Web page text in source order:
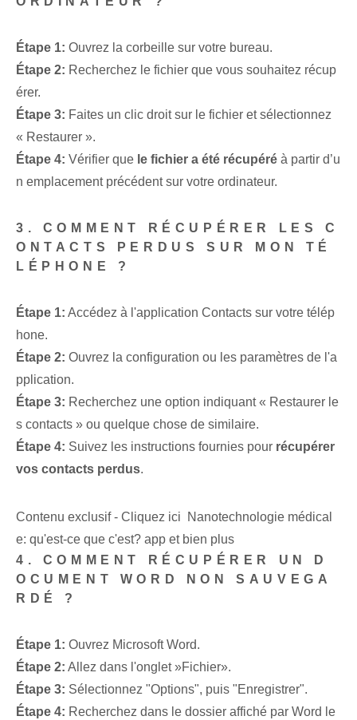
Étape 1: Ouvrez la corbeille sur votre bureau.
Étape 2: Recherchez le fichier que vous souhaitez récup
érer.
Étape 3: Faites un clic droit sur le fichier et sélectionnez
« Restaurer ».
Étape 4: Vérifier que le fichier a été récupéré à partir d’u
n emplacement précédent sur votre ordinateur.
3. COMMENT RÉCUPÉRER LES C
ONTACTS PERDUS SUR MON TÉ
LÉPHONE ?
Étape 1: Accédez à l'application Contacts sur votre télép
hone.
Étape 2: Ouvrez la configuration ou les paramètres de l'a
pplication.
Étape 3: Recherchez une option indiquant « Restaurer le
s contacts » ou quelque chose de similaire.
Étape 4: Suivez les instructions fournies pour récupérer
vos contacts perdus.
Contenu exclusif - Cliquez ici Nanotechnologie médical
e: qu'est-ce que c'est? app et bien plus
4. COMMENT RÉCUPÉRER UN D
OCUMENT WORD NON SAUVEGA
RDÉ ?
Étape 1: Ouvrez Microsoft Word.
Étape 2: Allez dans l'onglet ⁤»Fichier».
Étape 3: Sélectionnez "Options", puis "Enregistrer".
Étape 4: Recherchez dans le dossier affiché par Word le